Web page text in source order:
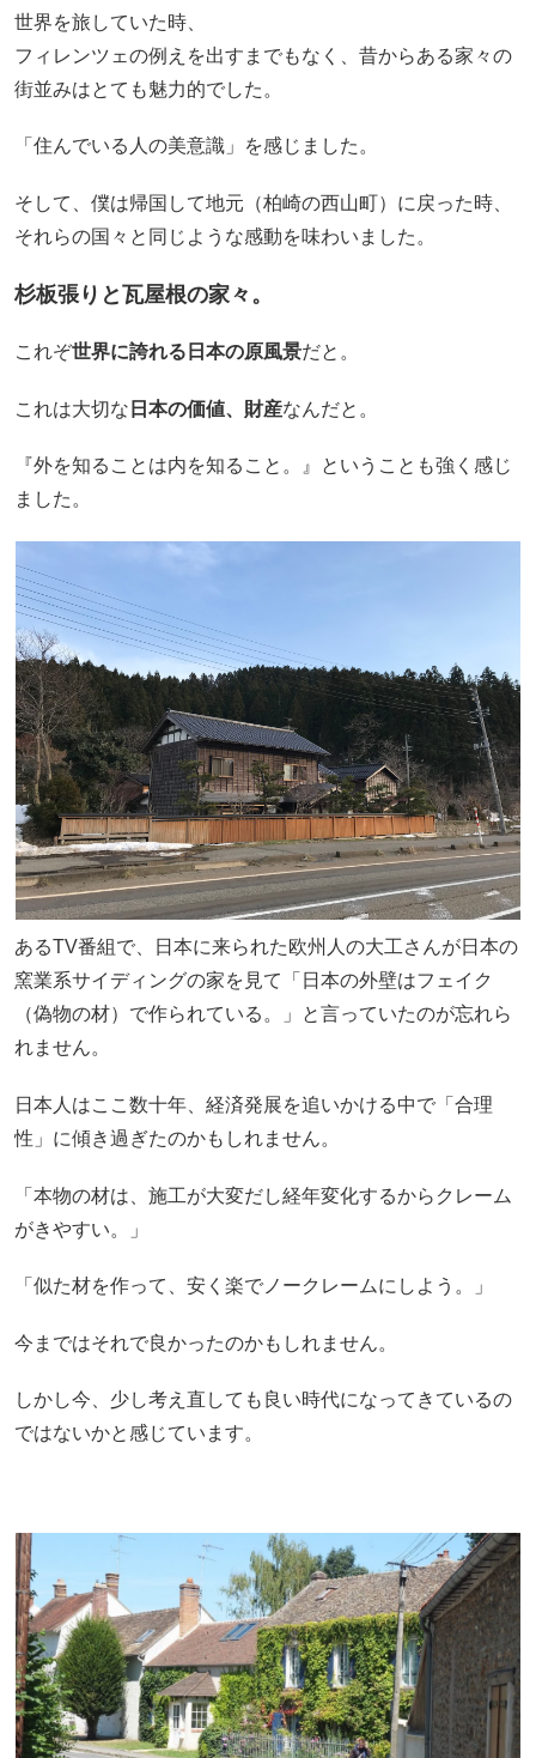
世界を旅していた時、
フィレンツェの例えを出すまでもなく、昔からある家々の
街並みはとても魅力的でした。
「住んでいる人の美意識」を感じました。
そして、僕は帰国して地元（柏崎の西山町）に戻った時、
それらの国々と同じような感動を味わいました。
杉板張りと瓦屋根の家々。
これぞ世界に誇れる日本の原風景だと。
これは大切な 日本の価値、財産なんだと。
『外を知ることは内を知ること。』ということも強く感じ
ました。
あるTV番組で、日本に来られた欧州人の大工さんが日本の
窯業系サイディングの家を見て「日本の外壁はフェイク
（偽物の材）で作られている。」と言っていたのが忘れら
れません。
日本人はここ数十年、経済発展を追いかける中で「合理
性」に傾き過ぎたのかもしれません。
「本物の材は、施工が大変だし経年変化するからクレーム
がきやすい。」
「似た材を作って、安く楽でノークレームにしよう。」
今まではそれで良かったのかもしれません。
しかし今、少し考え直しても良い時代になってきているの
ではないかと感じています。